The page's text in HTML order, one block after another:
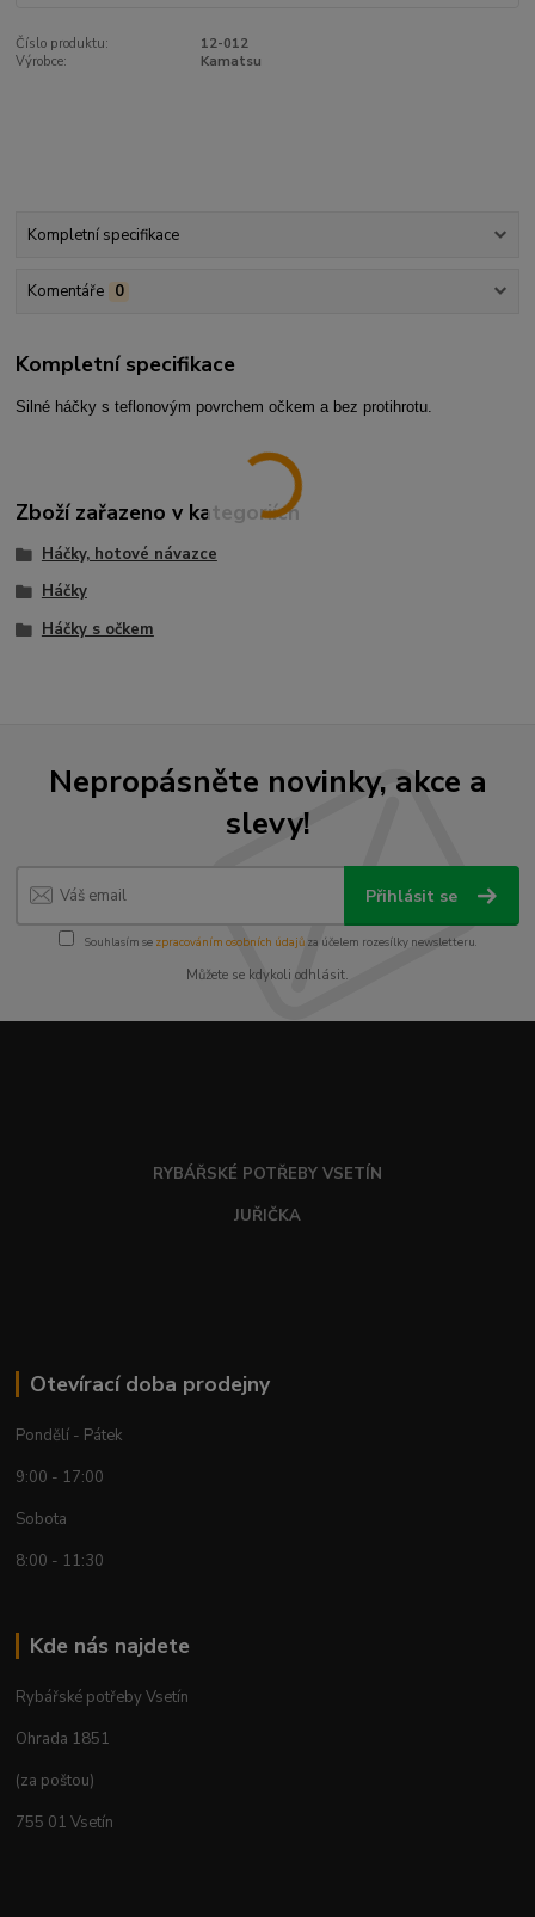
Číslo produktu:
12-012
Výrobce:
Kamatsu
Kompletní specifikace
Komentáře 0
Kompletní specifikace
Silné háčky s teflonovým povrchem očkem a bez protihrotu.
Zboží zařazeno v kategoriích
Háčky, hotové návazce
Háčky
Háčky s očkem
Nepropásněte novinky, akce a
slevy!
Přihlásit se
Souhlasím se zpracováním osobních údajůza účelem rozesílky newsletteru.
Můžete se kdykoli odhlásit.
RYBÁŘSKÉ POTŘEBY VSETÍN
JUŘIČKA
Otevírací doba prodejny
Pondělí - Pátek
9:00 - 17:00
Sobota
8:00 - 11:30
Kde nás najdete
Rybářské potřeby Vsetín
Ohrada 1851
(za poštou)
755 01 Vsetín